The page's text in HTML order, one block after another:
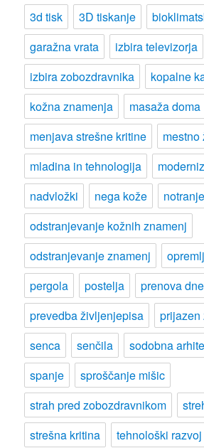
3d tisk 3D tiskanje
garažna vrata
izbira televizorja
izbira zobozdravnika
kopalne
kožna znamenja
masaža doma
menjava strešne kritine
mladina in tehnologija
nadvložki
nega kože
odstranjevanje kožnih znamenj
odstranjevanje znamenj
pergola
postelja
prenova
prevedba življenjepisa
prijazen
senca
senčila
sodobna
spanje
sproščanje mišic
strah pred zobozdravnikom
strešna kritina
tehnološki razvoj